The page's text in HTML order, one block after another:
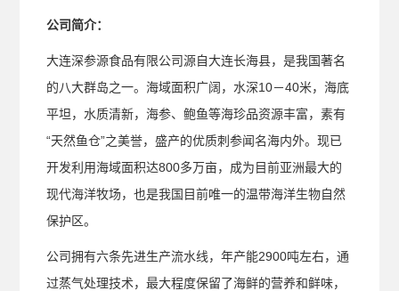
公司简介：
大连深参源食品有限公司源自大连长海县，是我国著名
的八大群岛之一。海域面积广阔，水深10－40米，海底
平坦，水质清新，海参、鲍鱼等海珍品资源丰富，素有
“天然鱼仓”之美誉，盛产的优质刺参闻名海内外。现已
开发利用海域面积达800多万亩，成为目前亚洲最大的
现代海洋牧场，也是我国目前唯一的温带海洋生物自然
保护区。
公司拥有六条先进生产流水线，年产能2900吨左右，通
过蒸气处理技术，最大程度保留了海鲜的营养和鲜味，